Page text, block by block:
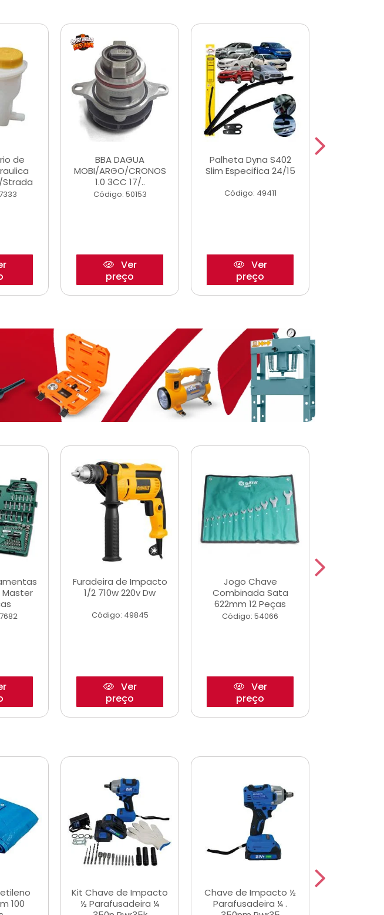
de
Strada
BBA DAGUA
MOBI/ARGO/CRONOS
1.0 3CC 17/..
Código: 50153
Ver
preço
Palheta Dyna S402
Slim Especifica 24/15
Código: 49411
Ver
preço
Furadeira de Impacto
1/2 710w 220v Dw
Código: 49845
Ver
preço
Jogo Chave
Combinada Sata
622mm 12 Peças
Código: 54066
Ver
preço
100
Kit Chave de Impacto
½ Parafusadeira ¼
Chave de Impacto ½
Parafusadeira ¼ .